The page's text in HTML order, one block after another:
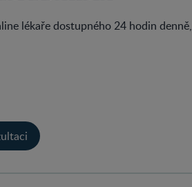
lékaře dostupného 24 hodin denně,